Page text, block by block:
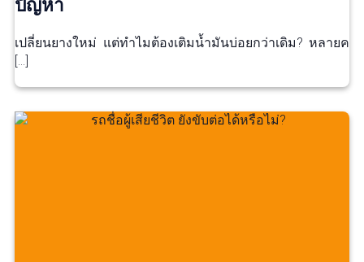
ปัญหา
เปลี่ยนยางใหม่ แต่ทำไมต้องเติมน้ำมันบ่อยกว่าเดิม? หลายค
[…]